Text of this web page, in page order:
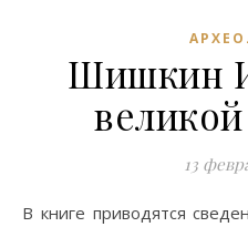
Шишкин
13
В книге приводятся сведения по археологии древней